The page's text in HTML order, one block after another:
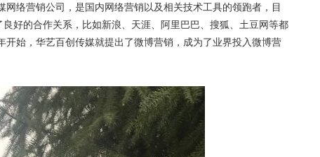
络营销公司，是国内网络营销以及相关技术工具的领跑者，目
好的合作关系，比如新浪、天涯、阿里巴巴、搜狐、土豆网等都
始，华艺百创传媒就提出了微博营销，成为了业界投入微博营